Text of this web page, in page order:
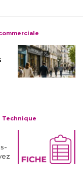
Technique